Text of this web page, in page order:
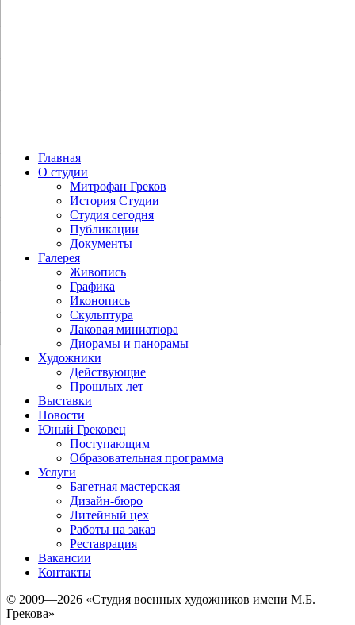
Главная
О студии
Митрофан Греков
История Студии
Студия сегодня
Публикации
Документы
Галерея
Живопись
Графика
Иконопись
Скульптура
Лаковая миниатюра
Диорамы и панорамы
Художники
Действующие
Прошлых лет
Выставки
Новости
Юный Грековец
Поступающим
Образовательная программа
Услуги
Багетная мастерская
Дизайн-бюро
Литейный цех
Работы на заказ
Реставрация
Вакансии
Контакты
© 2009—2026 «Студия военных художников имени М.Б.
Грекова»